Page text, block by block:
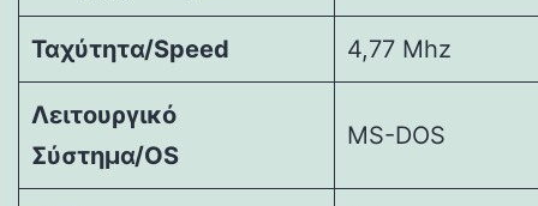
Ταχύτητα/Speed 4,77 Mhz
Λειτουργικό
Σύστημα/OS
MS-DOS